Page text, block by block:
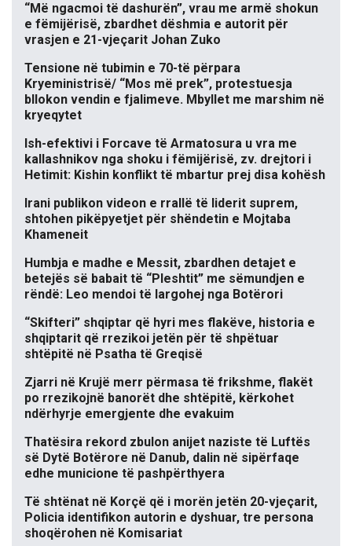
“Më ngacmoi të dashurën”, vrau me armë shokun
e fëmijërisë, zbardhet dëshmia e autorit për
vrasjen e 21-vjeçarit Johan Zuko
Tensione në tubimin e 70-të përpara
Kryeministrisë/ “Mos më prek”, protestuesja
bllokon vendin e fjalimeve. Mbyllet me marshim në
kryeqytet
Ish-efektivi i Forcave të Armatosura u vra me
kallashnikov nga shoku i fëmijërisë, zv. drejtori i
Hetimit: Kishin konflikt të mbartur prej disa kohësh
Irani publikon videon e rrallë të liderit suprem,
shtohen pikëpyetjet për shëndetin e Mojtaba
Khameneit
Humbja e madhe e Messit, zbardhen detajet e
betejës së babait të “Pleshtit” me sëmundjen e
rëndë: Leo mendoi të largohej nga Botërori
“Skifteri” shqiptar që hyri mes flakëve, historia e
shqiptarit që rrezikoi jetën për të shpëtuar
shtëpitë në Psatha të Greqisë
Zjarri në Krujë merr përmasa të frikshme, flakët
po rrezikojnë banorët dhe shtëpitë, kërkohet
ndërhyrje emergjente dhe evakuim
Thatësira rekord zbulon anijet naziste të Luftës
së Dytë Botërore në Danub, dalin në sipërfaqe
edhe municione të pashpërthyera
Të shtënat në Korçë që i morën jetën 20-vjeçarit,
Policia identifikon autorin e dyshuar, tre persona
shoqërohen në Komisariat